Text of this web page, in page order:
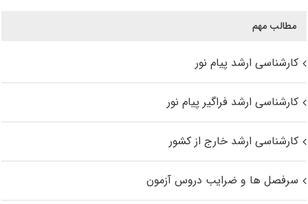
مطالب مهم
کارشناسی ارشد پیام نور
کارشناسی ارشد فراگیر پیام نور
کارشناسی ارشد خارج از کشور
سرفصل ها و ضرایب دروس آزمون